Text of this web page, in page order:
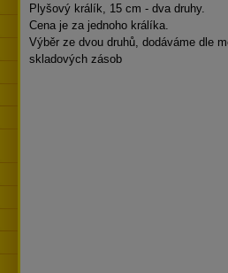
Plyšový králík, 15 cm - dva druhy.
Cena je za jednoho králíka.
Výběr ze dvou druhů, dodáváme dle
skladových zásob